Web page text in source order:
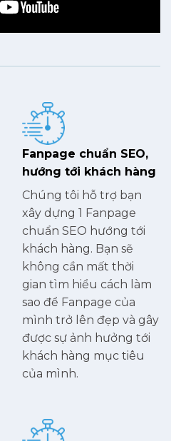
Fanpage chuẩn SEO,
hướng tới khách hàng
Chúng tôi hỗ trợ bạn
xây dựng 1 Fanpage
chuẩn SEO hướng tới
khách hàng. Bạn sẽ
không cần mất thời
gian tìm hiểu cách làm
sao để Fanpage của
mình trở lên đẹp và gây
được sự ảnh hưởng tới
khách hàng mục tiêu
của mình.